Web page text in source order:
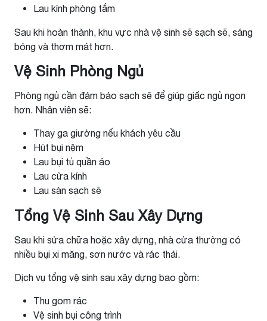
Lau kính phòng tắm
Sau khi hoàn thành, khu vực nhà vệ sinh sẽ sạch sẽ, sáng
bóng và thơm mát hơn.
Vệ Sinh Phòng Ngủ
Phòng ngủ cần đảm bảo sạch sẽ để giúp giấc ngủ ngon
hơn. Nhân viên sẽ:
Thay ga giường nếu khách yêu cầu
Hút bụi nệm
Lau bụi tủ quần áo
Lau cửa kính
Lau sàn sạch sẽ
Tổng Vệ Sinh Sau Xây Dựng
Sau khi sửa chữa hoặc xây dựng, nhà cửa thường có
nhiều bụi xi măng, sơn nước và rác thải.
Dịch vụ tổng vệ sinh sau xây dựng bao gồm:
Thu gom rác
Vệ sinh bụi công trình